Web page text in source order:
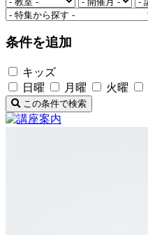
条件を追加
キッズ
日曜
月曜 火曜
この条件で検索